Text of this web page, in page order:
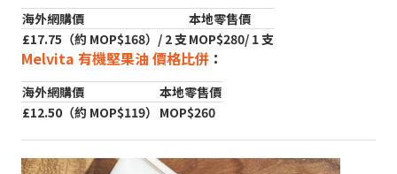
海外網購價
本地零售價
£17.75（約 MOP$168）/ 2 支MOP$280/ 1 支
Melvita 有機堅果油 價格比併 ：
海外網購價
本地零售價
£12.50（約 MOP$119） MOP$260